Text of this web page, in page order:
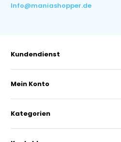
Info@maniashopper.de
Kundendienst
Mein Konto
Kategorien